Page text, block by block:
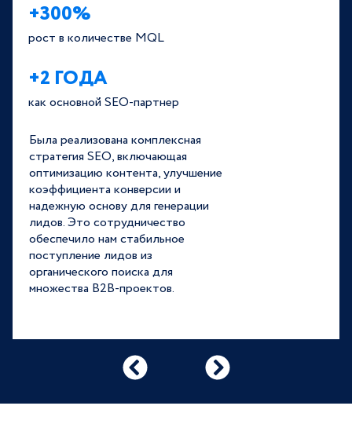
+300%
рост в количестве MQL
+2 ГОДА
как основной SEO-партнер
Была реализована комплексная
стратегия SEO, включающая
оптимизацию контента, улучшение
коэффициента конверсии и
надежную основу для генерации
лидов. Это сотрудничество
обеспечило нам стабильное
поступление лидов из
органического поиска для
множества B2B-проектов.